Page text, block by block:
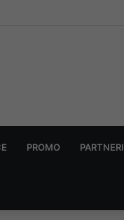
zlostavljanje
PROMO PARTNERI